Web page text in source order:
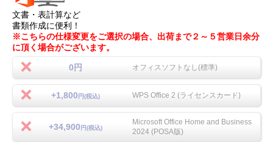
文書・表計算など
書類作成に便利！
※こちらの仕様変更をご選択の場合、出荷まで２～５営業日余分
に頂く場合がございます。
0円 オフィスソフトなし(標準)
+1,800 円(税込) WPS Office 2 (ライセンスカード)
+34,900 円(税込)
Microsoft Office Home and Business
2024 (POSA版)